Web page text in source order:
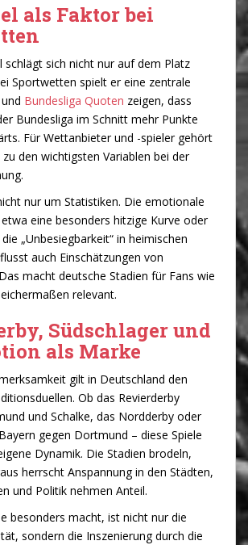
als Faktor bei
schlägt sich nicht nur auf dem Platz
Sportwetten spielt er eine zentrale
Bundesliga Quoten zeigen, dass
Bundesliga im Schnitt mehr Punkte
Für Wettanbieter und -spieler gehört
den wichtigsten Variablen bei der
nur um Statistiken. Die emotionale
eine besonders hitzige Kurve oder
„Unbesiegbarkeit“ in heimischen
auch Einschätzungen von
macht deutsche Stadien für Fans wie
relevant.
Südschlager und
als Marke
gilt in Deutschland den
Ob das Revierderby
und Schalke, das Nordderby oder
gegen Dortmund – diese Spiele
Dynamik. Die Stadien brodeln,
herrscht Anspannung in den Städten,
und Politik nehmen Anteil.
besonders macht, ist nicht nur die
sondern die Inszenierung durch die